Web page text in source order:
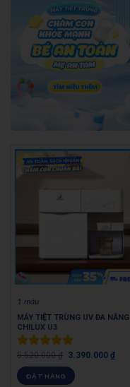
1 màu
MÁY TIỆT TRÙNG UV ĐA NĂNG
CHILUX U3
Được xếp
hạng5.00
5 sao
5.520.000₫ 3.390.000 ₫
ĐẶT HÀNG